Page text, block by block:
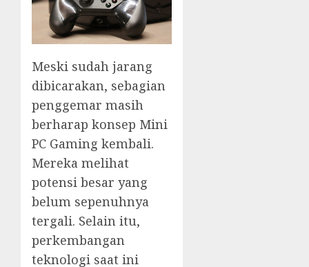
Meski sudah jarang
dibicarakan, sebagian
penggemar masih
berharap konsep Mini
PC Gaming kembali.
Mereka melihat
potensi besar yang
belum sepenuhnya
tergali. Selain itu,
perkembangan
teknologi saat ini